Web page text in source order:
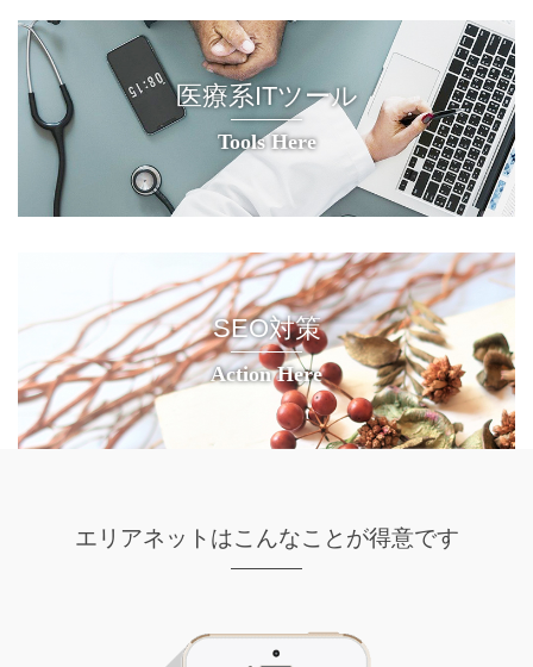
医療系ITツール
Tools Here
SEO対策
Action Here
エリアネットはこんなことが得意です